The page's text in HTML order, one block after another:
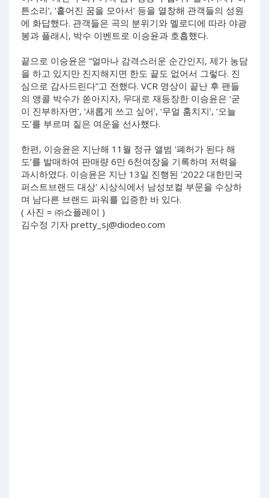
튼소리’, ‘흩어진 꿈을 모아서’ 등을 열창해 관객들의 성원
에 화답했다. 관객들은 곡의 분위기와 멜로디에 따라 야광
봉과 플래시, 박수 이벤트로 이승윤과 호흡했다.
끝으로 이승윤은 “얼마나 감격스러운 순간인지, 제가 농담
을 하고 있지만 진지해지면 한도 끝도 없어서 그렇다. 진
심으로 감사드린다”고 전했다. VCR 영상이 끝난 후 팬들
의 앵콜 박수가 쏟아지자, 무대로 재등장한 이승윤은 ‘굳
이 진부하자면’, ‘새롭게 쓰고 싶어’, ‘무얼 훔치지’, ‘오늘
도’를 부르며 짙은 여운을 선사했다.
한편, 이승윤은 지난해 11월 정규 앨범 '폐허가 된다 해
도’를 발매하여 판매량 6만 6천여장을 기록하며 저력을
과시하였다. 이승윤은 지난 13일 진행된 '2022 대한민국
퍼스트브랜드 대상' 시상식에서 남성보컬 부문을 수상하
며 남다른 브랜드 파워를 입증한 바 있다.
( 사진 = ㈜쇼플레이 )
김수정 기자 pretty_sj@diodeo.com